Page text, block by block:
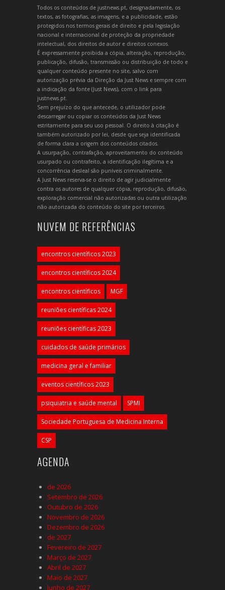
Todos os conteúdos de justnews.pt, designadamente, os
textos, as fotografias, as imagens, e a publicidade, estão
protegidos nos termos gerais de direito e pela legislação
nacional e internacional de proteção da propriedade
intelectual, dos direitos de autor e direitos conexos.
É expressamente proibida a cópia, alteração, reprodução,
publicação, difusão, transmissão ou distribuição de todo e
qualquer conteúdo presente no site, salvo com
autorização prévia da Direção da Just News e sempre com
a indicação da fonte (Just News), com o link para
justnews.pt.
Sem prejuízo do que antecede, o utilizador pode
descarregar ou copiar os conteúdos da Just News
estritamente para seu uso pessoal. O direito à citação é
também autorizado por lei, desde que seja identificada
de forma clara a origem dos conteúdos citados.
A usurpação, contrafação, aproveitamento do conteúdo
usurpado ou contrafeito, a identificação ilegítima e a
concorrência desleal são puníveis criminalmente.
A Just News reserva-se o direito de agir judicialmente
contra os autores de qualquer cópia, reprodução, difusão,
exploração comercial não autorizadas ou outra utilização
não autorizada do conteúdo do site por terceiros.
NUVEM DE REFERÊNCIAS
encontros científicos 2023
encontros científicos 2024
encontros científicos MGF
reuniões científicas 2024
reuniões científicas 2023
cuidados de saúde primários
medicina geral e familiar
eventos científicos 2023
psiquiatria e saúde mental SPMI
Sociedade Portuguesa de Medicina Interna
CSP
AGENDA
de 2026
Setembro de 2026
Outubro de 2026
Novembro de 2026
Dezembro de 2026
de 2027
Fevereiro de 2027
Março de 2027
Abril de 2027
Maio de 2027
Junho de 2027